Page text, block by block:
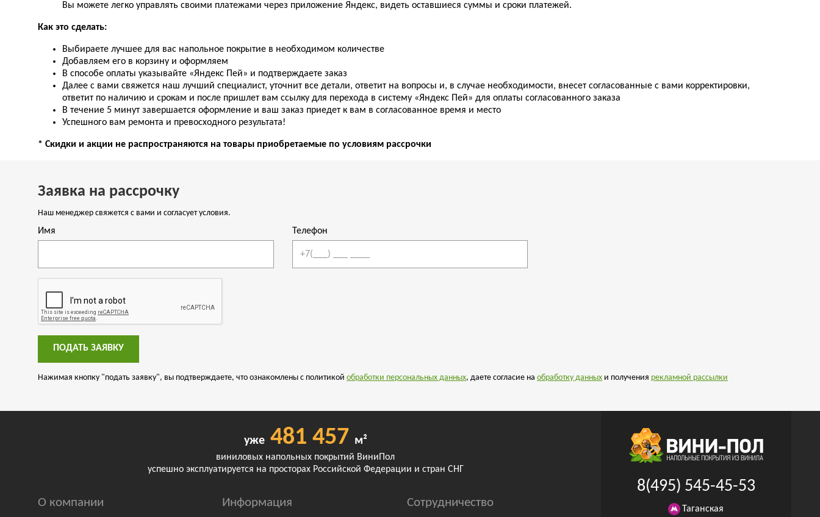
Вы можете легко управлять своими платежами через приложение Яндекс, видеть оставшиеся суммы и сроки платежей.
Как это сделать:
Выбираете лучшее для вас напольное покрытие в необходимом количестве
Добавляем его в корзину и оформляем
В способе оплаты указывайте «Яндекс Пей» и подтверждаете заказ
Далее с вами свяжется наш лучший специалист, уточнит все детали, ответит на вопросы и, в случае необходимости, внесет согласованные с вами корректировки,
ответит по наличию и срокам и после пришлет вам ссылку для перехода в систему «Яндекс Пей» для оплаты согласованного заказа
В течение 5 минут завершается оформление и ваш заказ приедет к вам в согласованное время и место
Успешного вам ремонта и превосходного результата!
* Скидки и акции не распространяются на товары приобретаемые по условиям рассрочки
Заявка на рассрочку
Наш менеджер свяжется с вами и согласует условия.
Имя Телефон
ПОДАТЬ ЗАЯВКУ
Нажимая кнопку "подать заявку", вы подтверждаете, что ознакомлены с политикой обработки персональных данных, даете согласие на обработку данных и получения рекламной рассылки
уже481 457 м²
виниловых напольных покрытий ВиниПол
успешно эксплуатируется на просторах Российской Федерации и стран СНГ
О компании Информация Сотрудничество
8(495) 545-45-53
Таганская